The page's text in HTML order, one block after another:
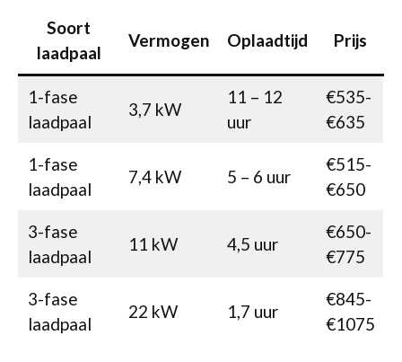
Soort
laadpaal
Vermogen Oplaadtijd Prijs
1-fase
laadpaal
3,7 kW
11 – 12
uur
€535-
€635
1-fase
laadpaal
7,4 kW 5 – 6 uur
€515-
€650
3-fase
laadpaal
11 kW 4,5 uur
€650-
€775
3-fase
laadpaal
22 kW 1,7 uur
€845-
€1075